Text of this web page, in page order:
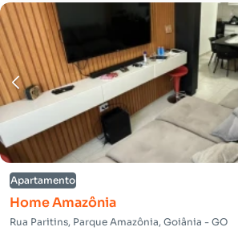
Apartamento
Home Amazônia
Rua Paritins, Parque Amazônia, Goiânia - GO